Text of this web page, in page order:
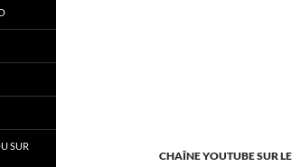
CHAÎNE YOUTUBE SUR
SUR